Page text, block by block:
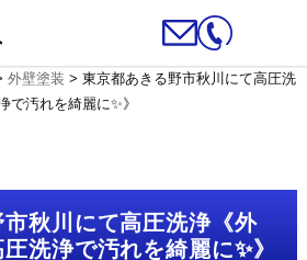
外壁塗装 > 東京都あきる野市秋川にて高圧洗
汚れを綺麗に✨》
秋川にて高圧洗浄《外
洗浄で汚れを綺麗に✨》